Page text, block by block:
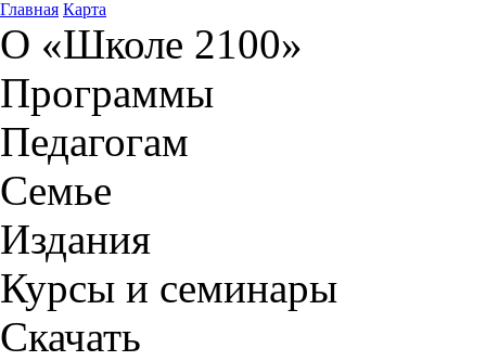
Главная Карта
О «Школе 2100»
Программы
Педагогам
Семье
Издания
Курсы и семинары
Скачать